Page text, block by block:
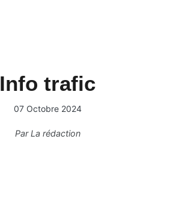
Info trafic
07 Octobre 2024
ParLa rédaction